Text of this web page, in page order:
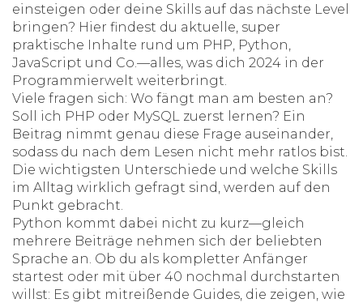
einsteigen oder deine Skills auf das nächste Level
bringen? Hier findest du aktuelle, super
praktische Inhalte rund um PHP, Python,
JavaScript und Co.—alles, was dich 2024 in der
Programmierwelt weiterbringt.
Viele fragen sich: Wo fängt man am besten an?
Soll ich PHP oder MySQL zuerst lernen? Ein
Beitrag nimmt genau diese Frage auseinander,
sodass du nach dem Lesen nicht mehr ratlos bist.
Die wichtigsten Unterschiede und welche Skills
im Alltag wirklich gefragt sind, werden auf den
Punkt gebracht.
Python kommt dabei nicht zu kurz—gleich
mehrere Beiträge nehmen sich der beliebten
Sprache an. Ob du als kompletter Anfänger
startest oder mit über 40 nochmal durchstarten
willst: Es gibt mitreißende Guides, die zeigen, wie